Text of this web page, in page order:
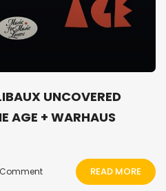
UNCOVERED
AGE + WARHAUS
READ MORE